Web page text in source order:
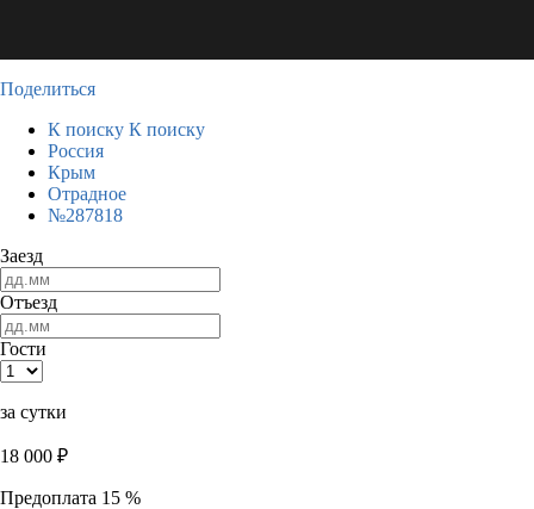
Поделиться
К поиску К поиску
Россия
Крым
Отрадное
№287818
Заезд
Отъезд
Гости
за сутки
18 000 ₽
Предоплата 15 %